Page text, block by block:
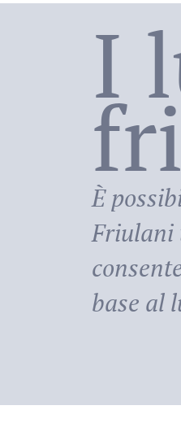
I
È
Friulani
base al